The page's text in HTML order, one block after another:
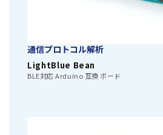
通信プロトコル解析
LightBlue Bean
BLE対応 Arduino 互換 ボード